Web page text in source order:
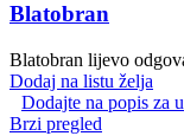
Blatobran
Blatobran lijevo
Dodaj na listu želja
Dodajte na popis za
Brzi pregled